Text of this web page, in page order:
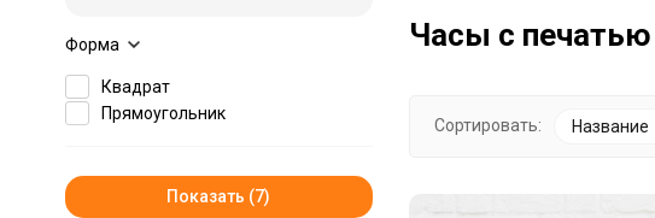
Часы с
Сортировать: Название
Форма
Квадрат
Прямоугольник
Показать